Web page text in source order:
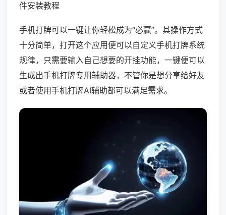
件安装教程
手机打牌可以一键让你轻松成为“必赢”。其操作方式
十分简单，打开这个应用便可以自定义手机打牌系统
规律，只需要输入自己想要的开挂功能，一键便可以
生成出手机打牌专用辅助器，不管你是想分享给好友
或者使用手机打牌AI辅助都可以满足需求。